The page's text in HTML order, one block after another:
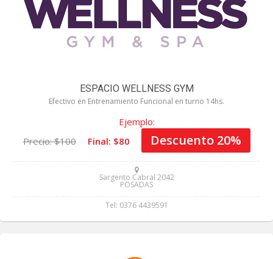
ESPACIO WELLNESS GYM
Efectivo en Entrenamiento Funcional en turno 14hs.
Ejemplo:
Precio: $100
Final: $80 Descuento 20%
Sargento Cabral 2042
POSADAS
Tel: 0376 4439591